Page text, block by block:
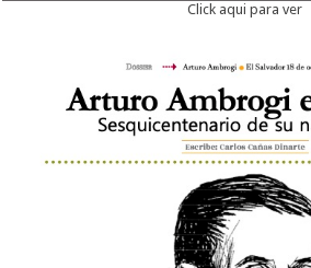
Click aqui para ver